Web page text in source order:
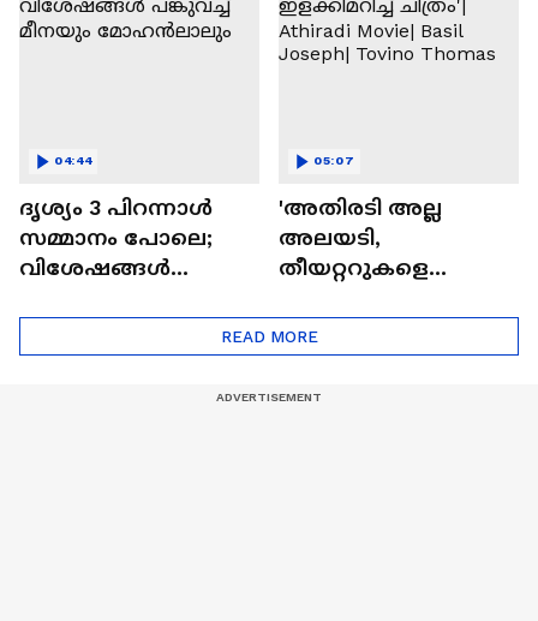
മീനയും
മോഹൻലാലും
ദൃശ്യം 3 പിറന്നാൾ
സമ്മാനം പോലെ;
വിശേഷങ്ങൾ
04:44
'അതിരടി അല്ല
അലയടി,
തീയറ്ററുകളെ
Athiradi Movie| Basil
Joseph| Tovino
05:07
READ MORE